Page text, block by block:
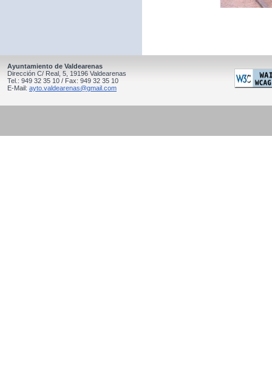
Ayuntamiento de Valdearenas
Dirección C/ Real, 5, 19196 Valdearenas
Tel.: 949 32 35 10 / Fax: 949 32 35 10
E-Mail: ayto.valdearenas@gmail.com